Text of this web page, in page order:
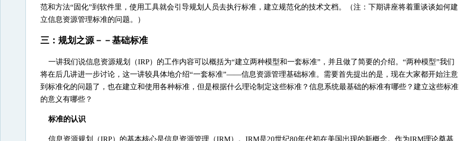
范和方法“固化”到软件里，使用工具就会引导规划人员去执行标准，建立规范化的技术文档。（注：下期讲座将着重谈谈如何建
立信息资源管理标准的问题。）
三：规划之源－－基础标准
一讲我们说信息资源规划（IRP）的工作内容可以概括为“建立两种模型和一套标准”，并且做了简要的介绍。“两种模型”我们
将在后几讲进一步讨论，这一讲较具体地介绍“一套标准”——信息资源管理基础标准。需要首先提出的是，现在大家都开始注意
到标准化的问题了，也在建立和使用各种标准，但是根据什么理论制定这些标准？信息系统最基础的标准有哪些？建立这些标准
的意义有哪些？
标准的认识
信息资源规划（IRP）的基本核心是信息资源管理（IRM）。IRM是20世纪80年代初在美国出现的新概念。作为IRM理论奠基